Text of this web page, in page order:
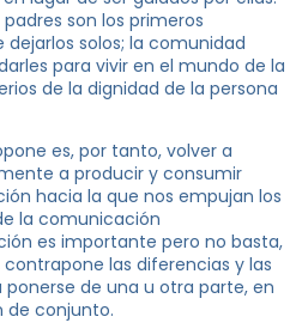
son los primeros
solos; la comunidad
para vivir en el mundo de la
de la dignidad de la persona
es, por tanto, volver a
a producir y consumir
hacia la que nos empujan los
la comunicación
es importante pero no basta,
las diferencias y las
de una u otra parte, en
de conjunto.